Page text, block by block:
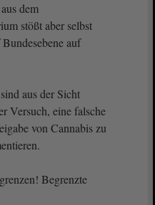
dem
stößt aber selbst
auf
aus der Sicht
Versuch, eine falsche
von Cannabis zu
Begrenzte